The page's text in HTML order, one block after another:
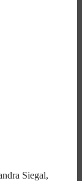
Siegal,